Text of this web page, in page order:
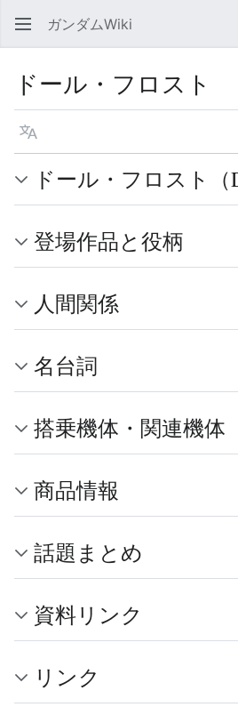
ガンダムWiki
ドール・フロスト
言語
ドール・フロスト（
登場作品と役柄
人間関係
名台詞
搭乗機体・関連機体
商品情報
話題まとめ
資料リンク
リンク